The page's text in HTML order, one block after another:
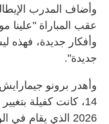
وأضاف المدرب
عقب المباراة "علينا
وأفكار جديدة، فهذه
جديدة".
وأهدر برونو
14، كانت كفيلة
2026 الذي يقام